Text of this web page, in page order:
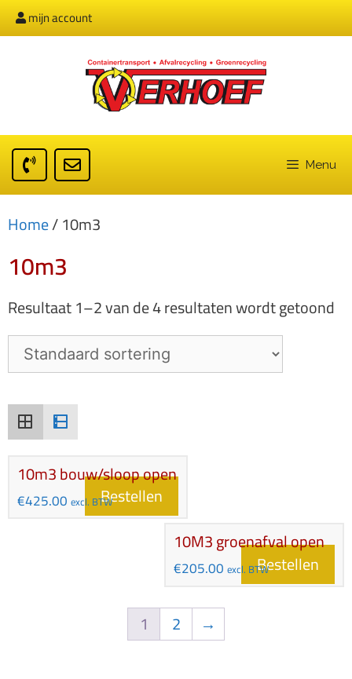
mijn account
Menu
Home/ 10m3
10m3
Resultaat 1–2 van de 4 resultaten wordt getoond
10m3 bouw/sloop open
€425.00 excl. BTWBestellen
10M3 groenafval open
€205.00 excl. BTWBestellen
1 2 →